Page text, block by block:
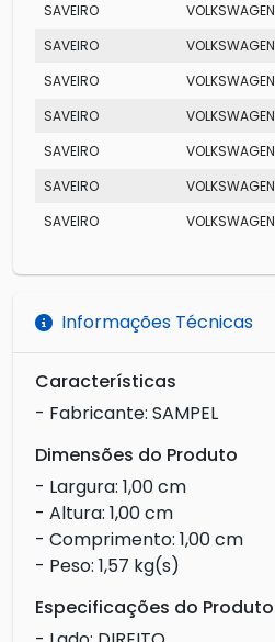
SAVEIRO
VOLKSWAGEN
SAVEIRO
VOLKSWAGEN
SAVEIRO
VOLKSWAGEN
SAVEIRO
VOLKSWAGEN
SAVEIRO
VOLKSWAGEN
SAVEIRO
VOLKSWAGEN
SAVEIRO
VOLKSWAGEN
Informações Técnicas
Características
- Fabricante: SAMPEL
Dimensões do Produto
- Largura: 1,00 cm
- Altura: 1,00 cm
- Comprimento: 1,00 cm
- Peso: 1,57 kg(s)
Especificações do Produto